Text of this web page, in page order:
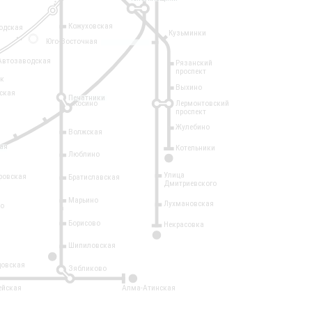
2
14
Кузьминки
Рязанский
проспект
Выхино
Лермонтовский
проспект
Жулебино
Котельники
Кожуховская
Печатники
Волжская
Люблино
Братиславская
Марьино
Борисово
Шипиловская
Зябликово
Алма-Атинская
Улица
Дмитриевского
Лухмановская
Некрасовка
Косино
Юго-Восточная